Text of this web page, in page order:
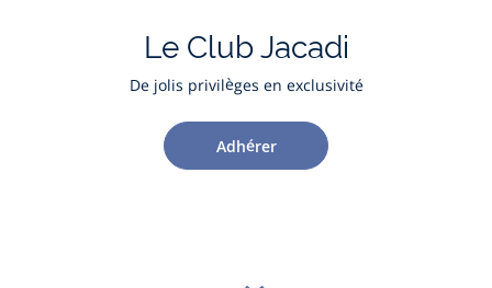
Le Club Jacadi
De jolis privilèges en exclusivité
Adhérer